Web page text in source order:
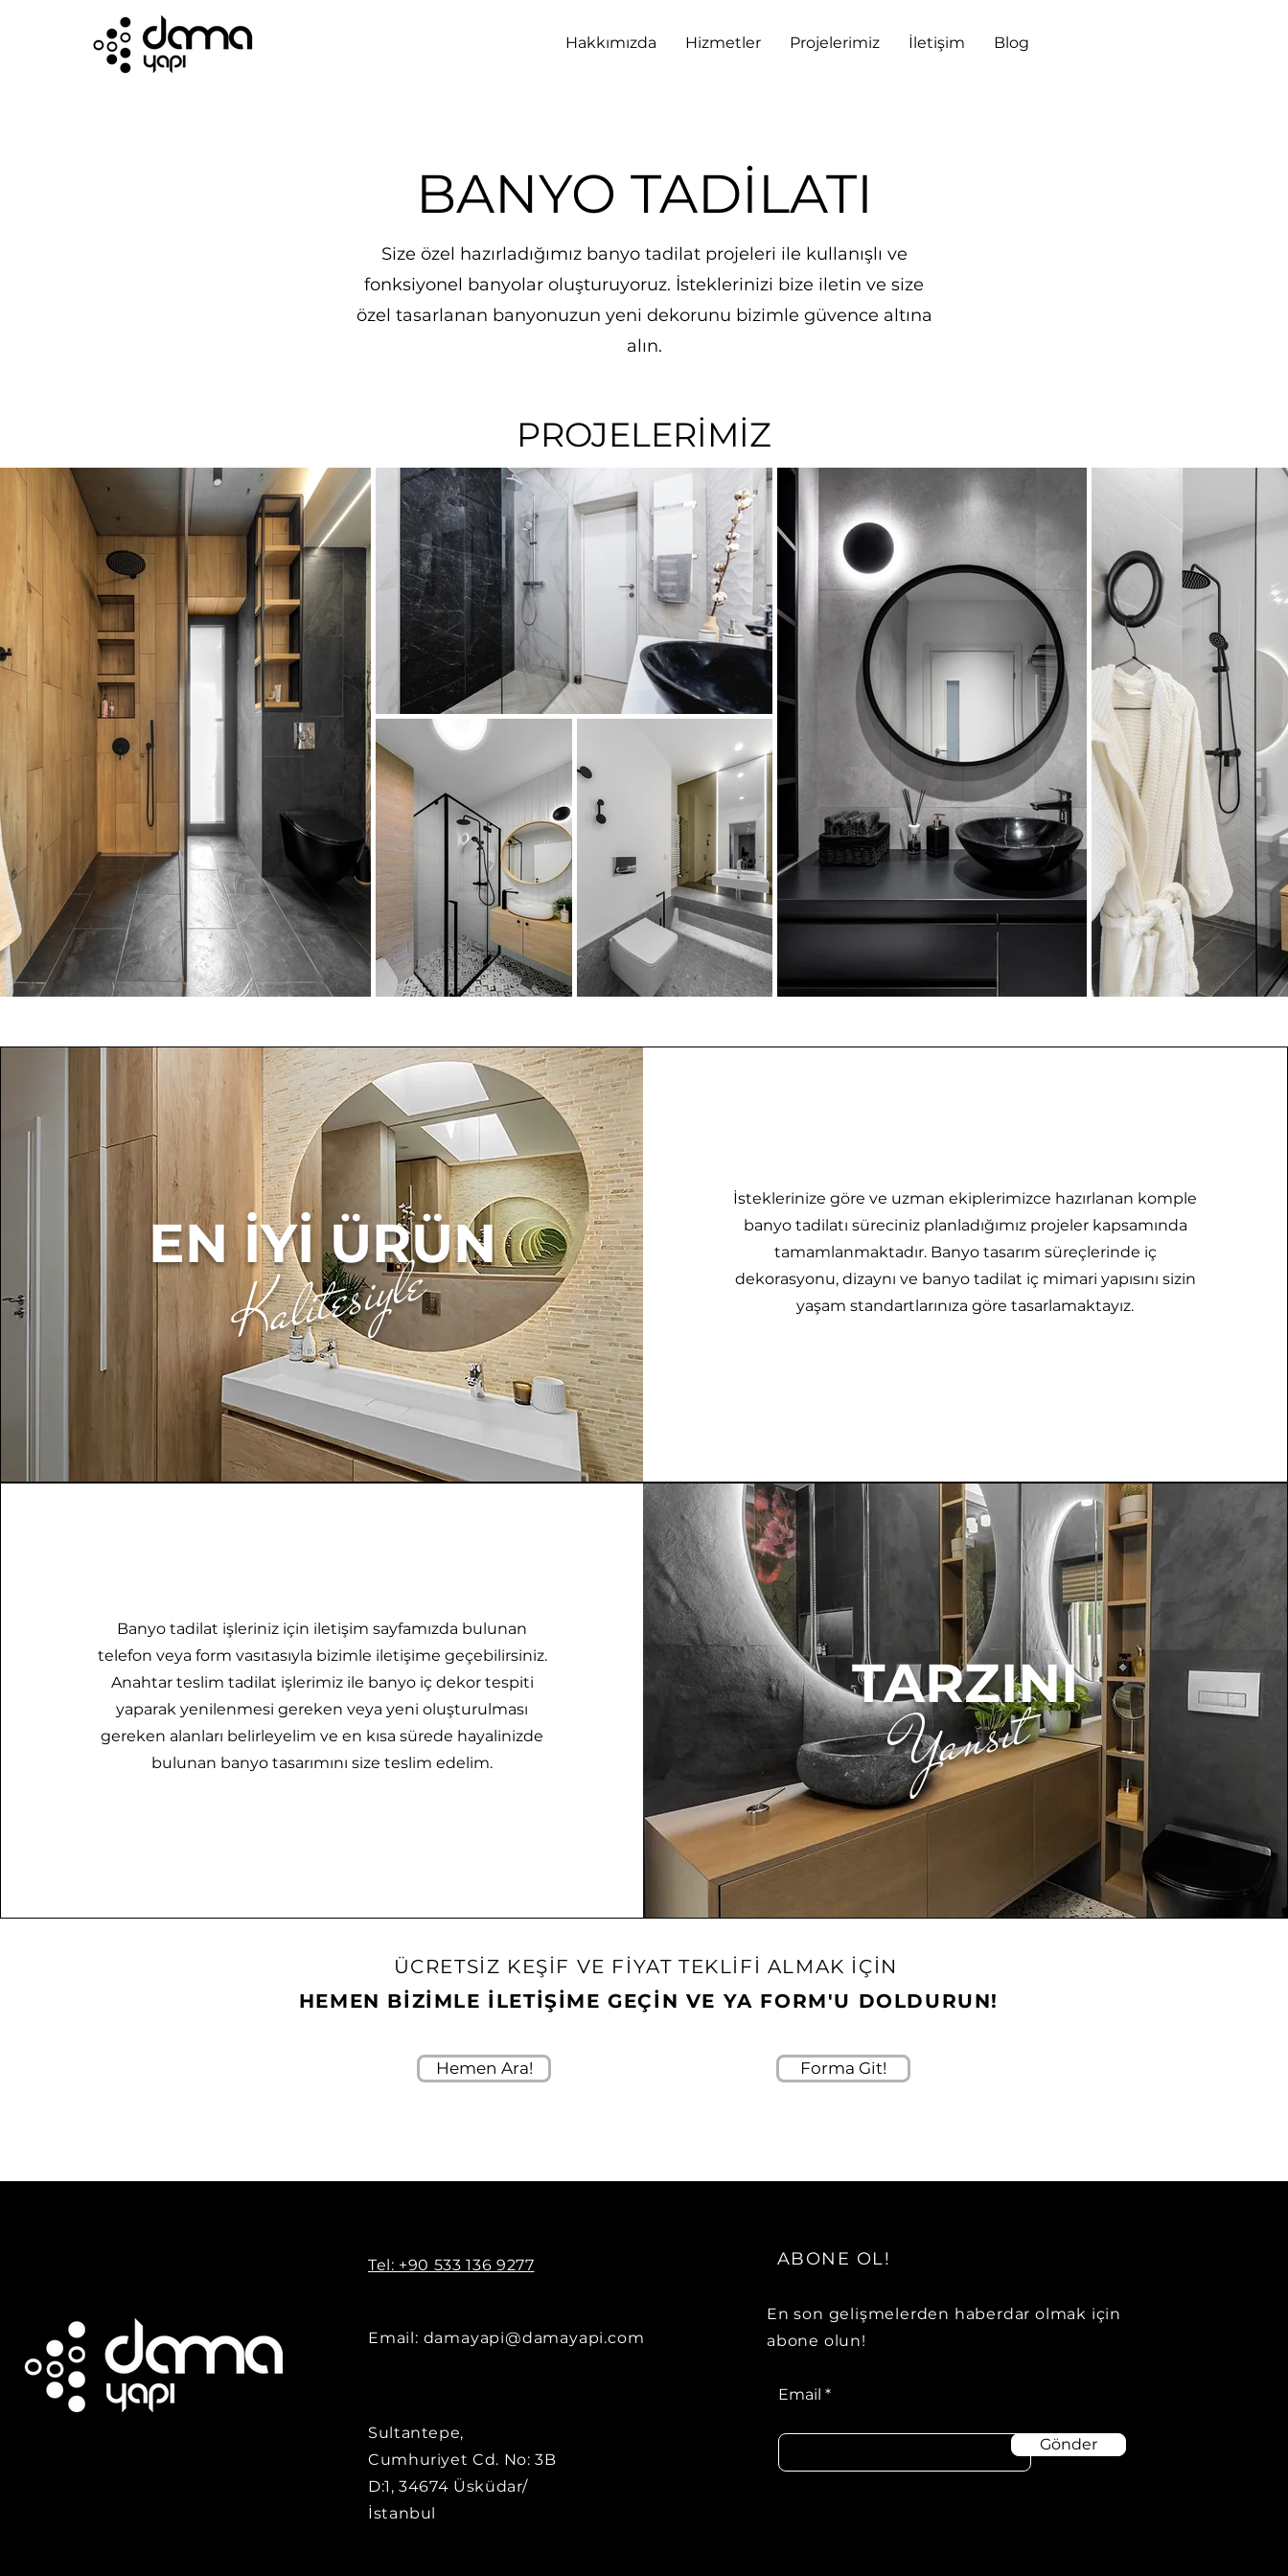
Hakkımızda Hizmetler Projelerimiz İletişim Blog
BANYO TADİLATI
Size özel hazırladığımız banyo tadilat projeleri ile kullanışlı ve
fonksiyonel banyolar oluşturuyoruz. İsteklerinizi bize iletin ve size
özel tasarlanan banyonuzun yeni dekorunu bizimle güvence altına
alın.
PROJELERİMİZ
Kalitesiyle
EN İYİ ÜRÜN
İsteklerinize göre ve uzman ekiplerimizce hazırlanan komple
banyo tadilatı süreciniz planladığımız projeler kapsamında
tamamlanmaktadır. Banyo tasarım süreçlerinde iç
dekorasyonu, dizaynı ve banyo tadilat iç mimari yapısını sizin
yaşam standartlarınıza göre tasarlamaktayız.
Banyo tadilat işleriniz için iletişim sayfamızda bulunan
telefon veya form vasıtasıyla bizimle iletişime geçebilirsiniz.
Anahtar teslim tadilat işlerimiz ile banyo iç dekor tespiti
yaparak yenilenmesi gereken veya yeni oluşturulması
gereken alanları belirleyelim ve en kısa sürede hayalinizde
bulunan banyo tasarımını size teslim edelim.
Yansıt
TARZINI
ÜCRETSİZ KEŞİF VE FİYAT TEKLİFİ ALMAK İÇİN
HEMEN BİZİMLE İLETİŞİME GEÇİN VE YA FORM'U DOLDURUN!
Hemen Ara! Forma Git!
Tel: +90 533 136 9277
Email: damayapi@damayapi.com
Sultantepe,
Cumhuriyet Cd. No: 3B
D:1, 34674 Üsküdar/
İstanbul
ABONE OL!
En son gelişmelerden haberdar olmak için
abone olun!
Email
Gönder